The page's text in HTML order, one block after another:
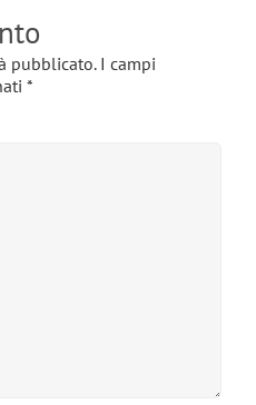
pubblicato. I campi
*